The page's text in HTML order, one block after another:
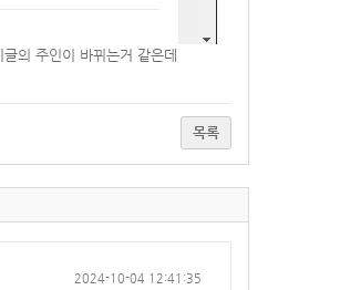
의 주인이 바뀌는거 같은데
목록
2024-10-04 12:41:35